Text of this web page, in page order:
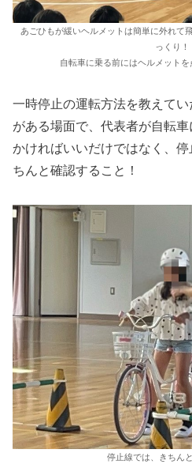
あごひもが緩いヘルメットは簡単に外れて
っくり！
自転車に乗る前にはヘルメットを
一時停止の運転方法を教えて
がある場面で、代表者が自転
かければいいだけではなく、
ちんと確認すること！
停止線では、きちん